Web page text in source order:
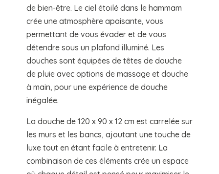
de bien-être. Le ciel étoilé dans le hammam
crée une atmosphère apaisante, vous
permettant de vous évader et de vous
détendre sous un plafond illuminé. Les
douches sont équipées de têtes de douche
de pluie avec options de massage et douche
à main, pour une expérience de douche
inégalée.
La douche de 120 x 90 x 12 cm est carrelée sur
les murs et les bancs, ajoutant une touche de
luxe tout en étant facile à entretenir. La
combinaison de ces éléments crée un espace